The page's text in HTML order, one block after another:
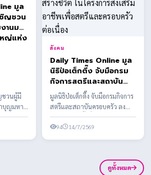
มูล
ญชวน
นมหา
ญ่แห่ง
ชวนผู้มี
บุญมหา
ในงาน
สังคม
Daily Times Online มูล
นิธิป่อเต็กตึ๊ง จับมือกรม
กิจการสตรีและสถาบัน
ครอบครัว ลงนาม MOU
ครั้งที่ 2 สนับสนุนอุปกรณ์
การประกอบอาชีพ สร้าง
อาชีพ สร้างชีวิต ใน
โครงการส่งเสริมอาชีพ
มูลนิธิป่อเต็กตึ๊ง จับมือกรมกิจการ
สตรีและสถาบันครอบครัว ลง
นาม MOU ครั้งที่ 2 สนับสนุน
อุปกรณ์การประกอ...
94 14/7/2569
ดูทั้งหมด